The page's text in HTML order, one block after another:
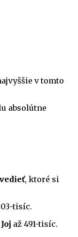
v tomto
absolútne
, ktoré si
tisíc.
až 491-tisíc.